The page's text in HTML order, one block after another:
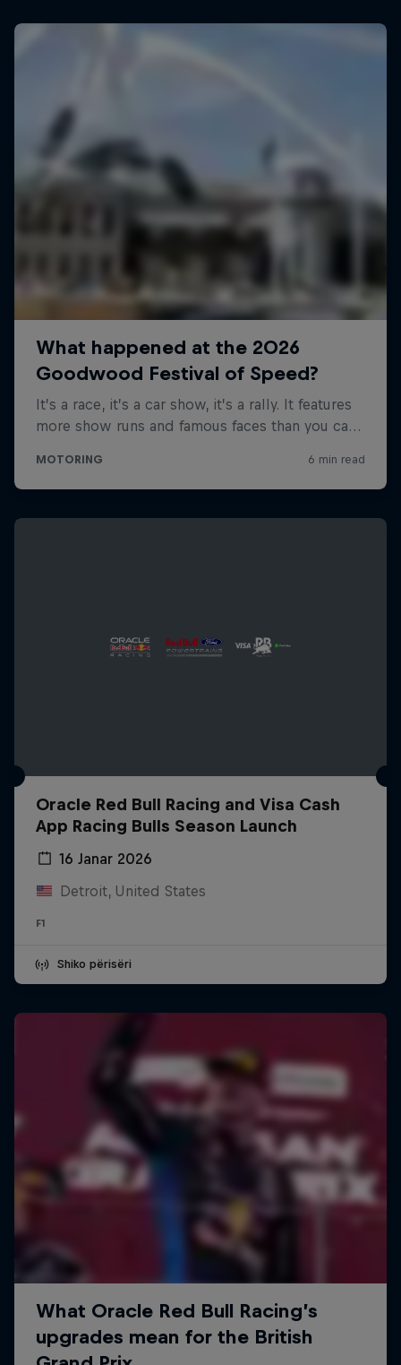
Oracle Red Bull Racing and Visa Cash
App Racing Bulls Season Launch
16 Janar 2026
Detroit, United States
F1
Shiko përisëri